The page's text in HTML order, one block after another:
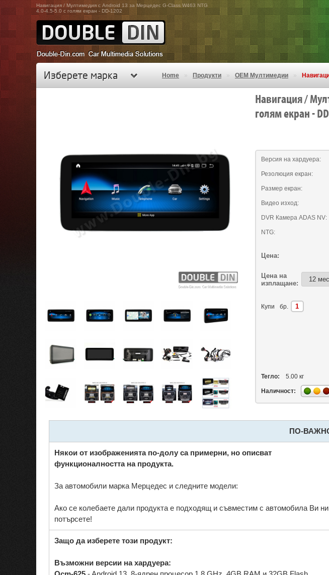
Навигация / Мултимедия с Android 13 за Мерцедес G-Class W463 NTG
4.0-4.5-5.0 с голям екран - DD-1202
Изберете марка Home » Продукти » OEM Мултимедии »
Навигация /
голям екран -
Версия на хардуера:
Резолюция екран:
Размер екран:
Видео изход:
DVR Камера ADAS NV:
NTG:
Цена:
Цена на
изплащане:
Купи бр.
Тегло: 5.00 кг
Наличност:
ПО-
Някои от изображенията по-долу са примерни, но описват
функционалността на продукта.
За автомобили марка Мерцедес и следните модели:
Ако се колебаете дали продукта е подходящ и съвместим с автомобила Ви ни
потърсете!
Защо да изберете този продукт:
Възможни версии на хардуера: